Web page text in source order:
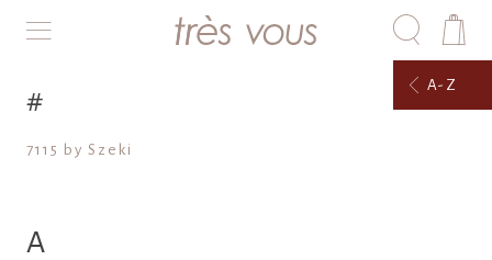
A-Z
#
7115 by Szeki
A